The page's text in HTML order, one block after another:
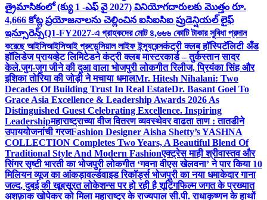
త్రైమాసికంలో (క్యు 1 -ఎఫ్ వై 2027) వినియోగదారులకు మొత్తం రూ.
4,666 కోట్ల ప్రయోజనాలను చెల్లించిన ఐసిఐసిఐ ప్రుడెన్షియల్ లైఫ్
ఇన్సూరెన్స్Q1-FY2027-এ গ্রাহকদের মোট ৪,৬৬৬ কোটি টাকার সুবিধা প্রদান
করেছে আইসিআইসিআই প্রুডেন্সিয়াল লাইফ ইন্স্যুরেন্সकंट्री क्लब हॉस्पिटॅलिटी अँड
हॉलिडेज प्रायव्हेट लिमिटेडने कंट्री क्लब मास्टरकार्ड – तुर्कस्तान सादर
केले.जुग-जुग जीने की दुआ वाला भोजपुरी लोकगीत रिलीज, प्रियंका सिंह और
इशिका तोरिया की जोड़ी ने मचाया धमालMr. Hitesh Nihalani: Two
Decades Of Building Trust In Real EstateDr. Basant Goel To
Grace Asia Excellence & Leadership Awards 2026 As
Distinguished Guest Celebrating Excellence. Inspiring
Leadershipमहाराष्ट्राच्या वीज वितरण व्यवस्थेवर वाढता ताण : तातडीने
उपाययोजनांची गरजFashion Designer Aisha Shetty’s YASHNA
COLLECTION Completes Two Years, A Beautiful Blend Of
Traditional Style And Modern Fashionएक्ट्रेस माही श्रीवास्तव और
सिंगर सृष्टी भारती का भोजपुरी लोकगीत ‘गवना वीएस खेलवना’ ने पार किया 10
मिलियन व्यूज का आंकड़ावर्ल्डवाइड रिकॉर्ड्स भोजपुरी का नया धमाकेदार गाना
जल्द, दुबई की खूबसूरत लोकेशन्स पर हो रही है शूटिंगफिल्म जगत के प्रख्यात
अशफ़ाक खोपेकर को मिला महाराष्ट्र के राज्यपाल सी.पी. राधाकृष्णन के हाथों